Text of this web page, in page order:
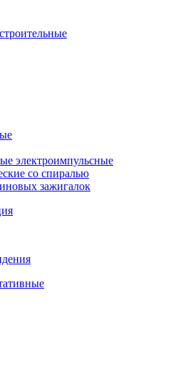
электроимпульсные
со спиралью
зажигалок